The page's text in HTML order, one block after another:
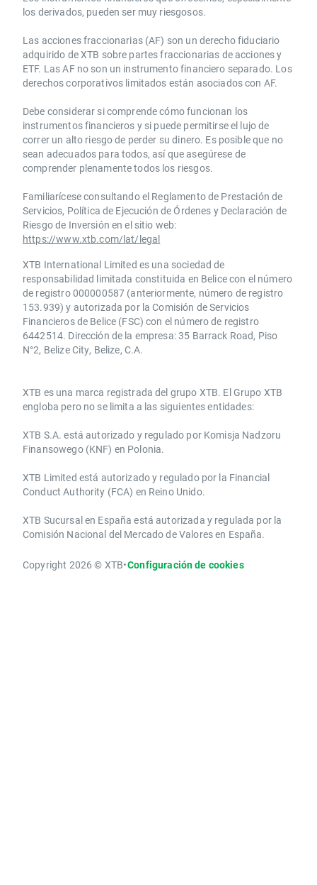
los derivados, pueden ser muy riesgosos.
Las acciones fraccionarias (AF) son un derecho fiduciario
adquirido de XTB sobre partes fraccionarias de acciones y
ETF. Las AF no son un instrumento financiero separado. Los
derechos corporativos limitados están asociados con AF.
Debe considerar si comprende cómo funcionan los
instrumentos financieros y si puede permitirse el lujo de
correr un alto riesgo de perder su dinero. Es posible que no
sean adecuados para todos, así que asegúrese de
comprender plenamente todos los riesgos.
Familiarícese consultando el Reglamento de Prestación de
Servicios, Política de Ejecución de Órdenes y Declaración de
Riesgo de Inversión en el sitio web:
https://www.xtb.com/lat/legal
XTB International Limited es una sociedad de
responsabilidad limitada constituida en Belice con el número
de registro 000000587 (anteriormente, número de registro
153.939) y autorizada por la Comisión de Servicios
Financieros de Belice (FSC) con el número de registro
6442514. Dirección de la empresa: 35 Barrack Road, Piso
N°2, Belize City, Belize, C.A.
​​XTB es una marca registrada del grupo XTB. El Grupo XTB
engloba pero no se limita a las siguientes entidades:
XTB S.A.​ está autorizado y regulado por Komisja Nadzoru
Finansowego (KNF) ​en Polonia.
XTB Limited ​está autorizado y regulado por la ​Financial
Conduct Authority ​(FCA) en ​​Reino Unido.
XTB Sucursal en España está autorizada y regulada por la
Comisión Nacional del Mercado de Valores en España.
Copyright 2026 © XTB•Configuración de cookies